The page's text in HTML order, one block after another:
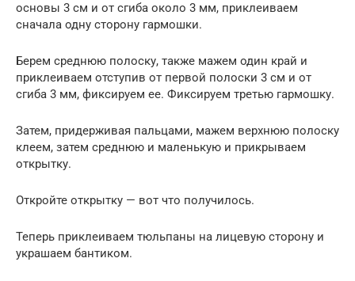
основы 3 см и от сгиба около 3 мм, приклеиваем
сначала одну сторону гармошки.
Берем среднюю полоску, также мажем один край и
приклеиваем отступив от первой полоски 3 см и от
сгиба 3 мм, фиксируем ее. Фиксируем третью гармошку.
Затем, придерживая пальцами, мажем верхнюю полоску
клеем, затем среднюю и маленькую и прикрываем
открытку.
Откройте открытку — вот что получилось.
Теперь приклеиваем тюльпаны на лицевую сторону и
украшаем бантиком.